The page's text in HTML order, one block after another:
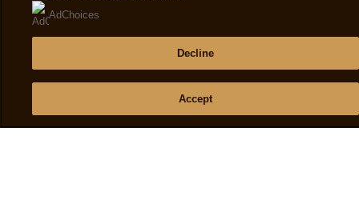
(3)
Hilfreich
Magnum classic
AdChoices
Decline
Accept